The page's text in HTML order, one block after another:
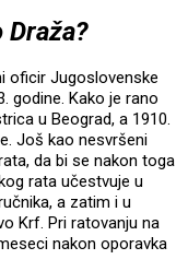
oficir Jugoslovenske
godine. Kako je rano
u Beograd, a 1910.
Još kao nesvršeni
da bi se nakon toga
rata učestvuje u
a zatim i u
Krf. Pri ratovanju na
nakon oporavka